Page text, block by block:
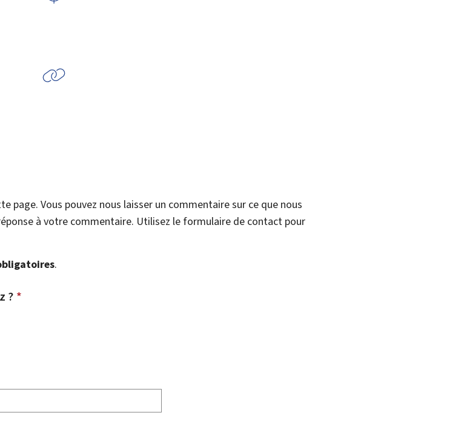
page. Vous pouvez nous laisser un commentaire sur ce que nous
à votre commentaire. Utilisez le formulaire de contact pour
.
? *